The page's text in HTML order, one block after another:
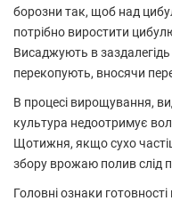
борозни так, щоб над
потрібно виростити
Висаджують в заздалегідь
перекопують, вносячи
В процесі вирощування,
культура недоотримує
Щотижня, якщо сухо
збору врожаю полив слід
Головні ознаки